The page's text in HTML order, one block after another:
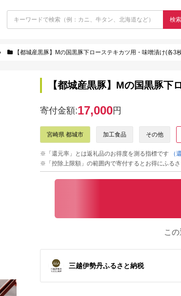
検索
【都城産黒豚】Mの国黒豚下ローステキカツ用・味噌漬け(各3
【都城産黒豚】Mの国黒豚下
寄付金額:17,000円
宮崎県 都城市 加工食品 その他
※「還元率」とは返礼品のお得度を測る指標です
（
※「控除上限額」の範囲内で寄付するとお得にふる
こ
三越伊勢丹ふるさと納税